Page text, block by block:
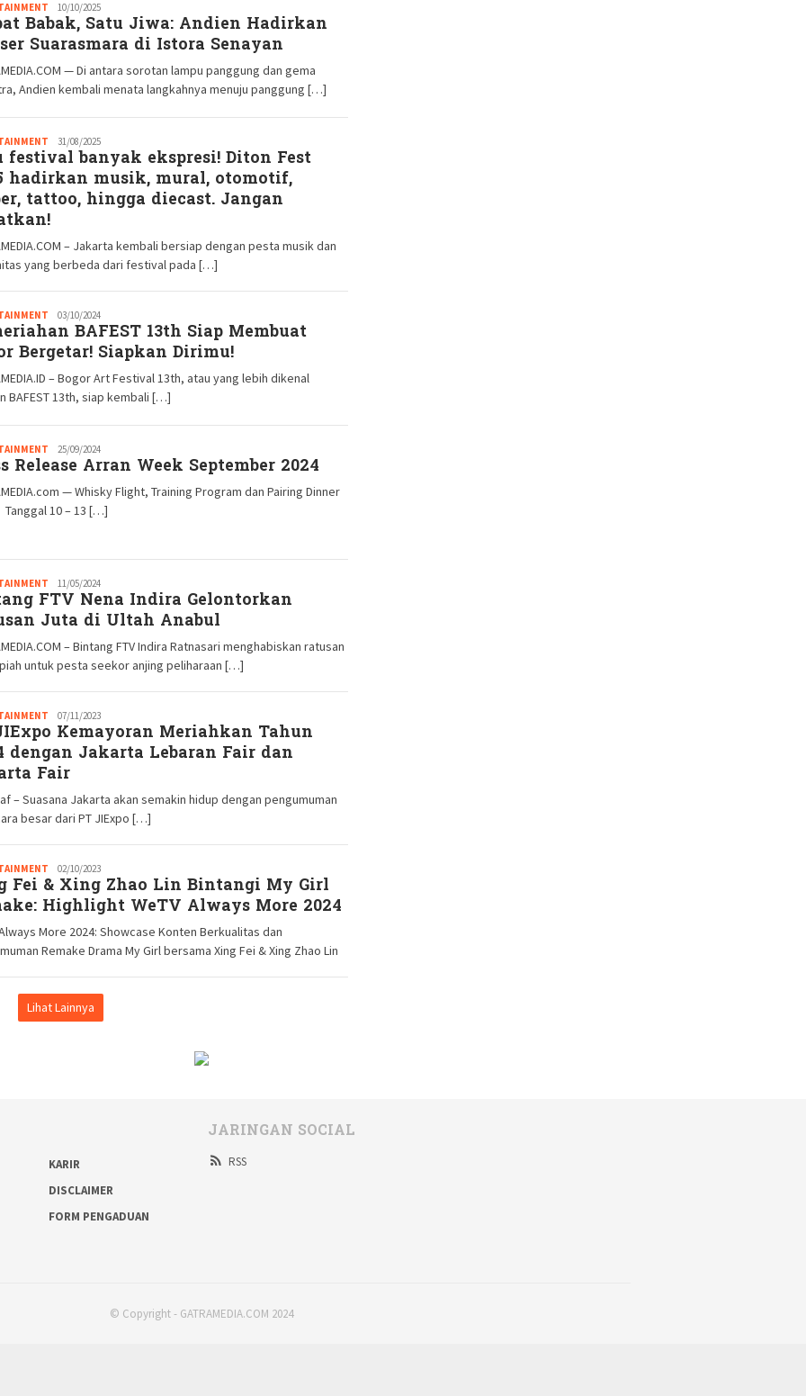
Redaksi
GM
10/10/2025
Babak, Satu Jiwa: Andien Hadirkan
Suarasmara di Istora Senayan
— Di antara sorotan lampu panggung dan gema
Andien kembali menata langkahnya menuju panggung […]
Redaksi
GM
31/08/2025
festival banyak ekspresi! Diton Fest
hadirkan musik, mural, otomotif,
tattoo, hingga diecast. Jangan
– Jakarta kembali bersiap dengan pesta musik dan
yang berbeda dari festival pada […]
Idris
Daulat
03/10/2024
BAFEST 13th Siap Membuat
Bergetar! Siapkan Dirimu!
– Bogor Art Festival 13th, atau yang lebih dikenal
BAFEST 13th, siap kembali […]
redaksi
25/09/2024
Release Arran Week September 2024
— Whisky Flight, Training Program dan Pairing Dinner
10 – 13 […]
Redaksi
GM
11/05/2024
FTV Nena Indira Gelontorkan
Juta di Ultah Anabul
– Bintang FTV Indira Ratnasari menghabiskan ratusan
untuk pesta seekor anjing peliharaan […]
Redaksi
GM
07/11/2023
Kemayoran Meriahkan Tahun
dengan Jakarta Lebaran Fair dan
Fair
– Suasana Jakarta akan semakin hidup dengan pengumuman
besar dari PT JIExpo […]
Redaksi
GM
02/10/2023
Fei & Xing Zhao Lin Bintangi My Girl
Highlight WeTV Always More 2024
More 2024: Showcase Konten Berkualitas dan
Remake Drama My Girl bersama Xing Fei & Xing Zhao Lin
Lihat Lainnya
KARIR
DISCLAIMER
FORM PENGADUAN
JARINGAN SOCIAL
RSS
© Copyright - GATRAMEDIA.COM 2024